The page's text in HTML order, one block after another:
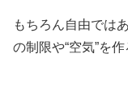
もちろん自由では
の制限や“空気”を作